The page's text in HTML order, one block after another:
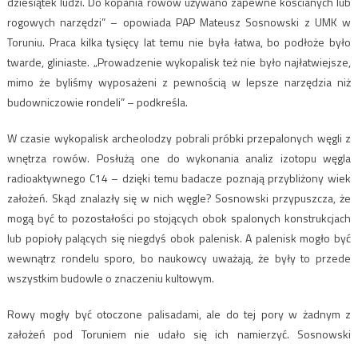
rogowych narzędzi” – opowiada PAP Mateusz Sosnowski z UMK w
Toruniu. Praca kilka tysięcy lat temu nie była łatwa, bo podłoże było
twarde, gliniaste. „Prowadzenie wykopalisk też nie było najłatwiejsze,
mimo że byliśmy wyposażeni z pewnością w lepsze narzędzia niż
budowniczowie rondeli” – podkreśla.
W czasie wykopalisk archeolodzy pobrali próbki przepalonych węgli z
wnętrza rowów. Posłużą one do wykonania analiz izotopu węgla
radioaktywnego C14 – dzięki temu badacze poznają przybliżony wiek
założeń. Skąd znalazły się w nich węgle? Sosnowski przypuszcza, że
mogą być to pozostałości po stojących obok spalonych konstrukcjach
lub popioły palących się niegdyś obok palenisk. A palenisk mogło być
wewnątrz rondelu sporo, bo naukowcy uważają, że były to przede
wszystkim budowle o znaczeniu kultowym.
Rowy mogły być otoczone palisadami, ale do tej pory w żadnym z
założeń pod Toruniem nie udało się ich namierzyć. Sosnowski